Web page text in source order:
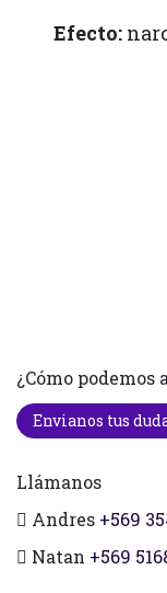
Efecto:
¿Cómo podemos
Envianos tus
Llámanos
Andres +569
Natan +569